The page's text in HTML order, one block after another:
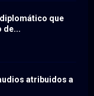
que
de...
atribuidos a